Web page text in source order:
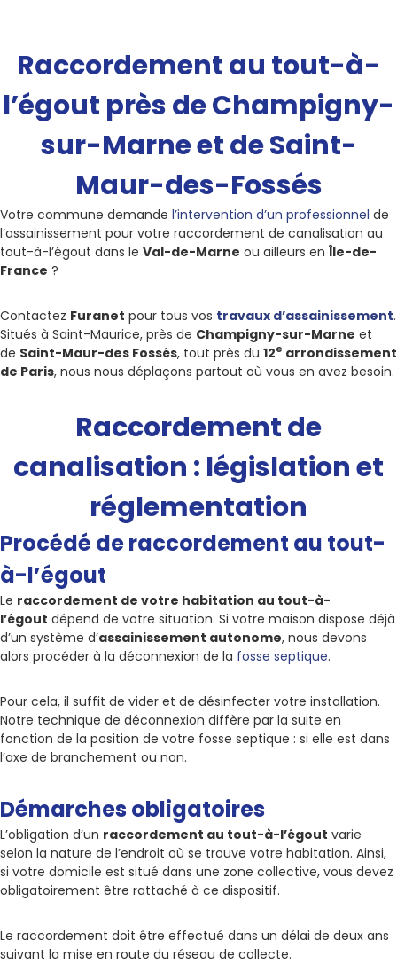
Raccordement au tout-à-
l’égout près de Champigny-
sur-Marne et de Saint-
Maur-des-Fossés
Votre commune demande l’intervention d’un professionnel de
l’assainissement pour votre raccordement de canalisation au
tout-à-l’égout dans le Val-de-Marne ou ailleurs en Île-de-
France ?
Contactez Furanet pour tous vos travaux d’assainissement.
Situés à Saint-Maurice, près de Champigny-sur-Marne et
de Saint-Maur-des Fossés, tout près du 12e arrondissement
de Paris, nous nous déplaçons partout où vous en avez besoin.
Raccordement de
canalisation : législation et
réglementation
Procédé de raccordement au tout-
à-l’égout
Le raccordement de votre habitation au tout-à-
l’égout dépend de votre situation. Si votre maison dispose déjà
d’un système d’assainissement autonome, nous devons
alors procéder à la déconnexion de la fosse septique.
Pour cela, il suffit de vider et de désinfecter votre installation.
Notre technique de déconnexion diffère par la suite en
fonction de la position de votre fosse septique : si elle est dans
l’axe de branchement ou non.
Démarches obligatoires
L’obligation d’un raccordement au tout-à-l’égout varie
selon la nature de l’endroit où se trouve votre habitation. Ainsi,
si votre domicile est situé dans une zone collective, vous devez
obligatoirement être rattaché à ce dispositif.
Le raccordement doit être effectué dans un délai de deux ans
suivant la mise en route du réseau de collecte.